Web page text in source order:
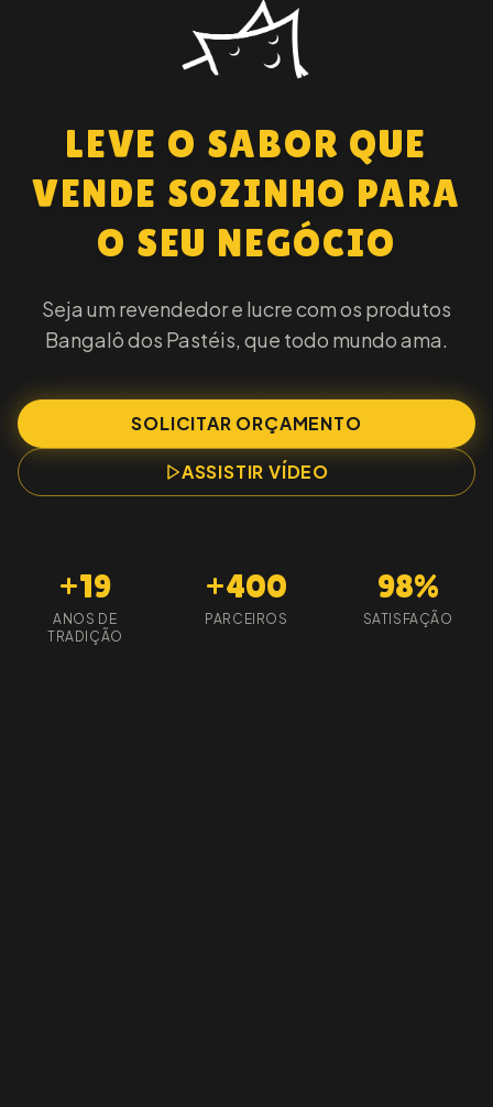
LEVE O SABOR QUE
VENDE SOZINHO PARA
O SEU NEGÓCIO
Seja um revendedor e lucre com os produtos
Bangalô dos Pastéis, que todo mundo ama.
SOLICITAR ORÇAMENTO
ASSISTIR VÍDEO
+19
ANOS DE
TRADIÇÃO
+400
PARCEIROS
98%
SATISFAÇÃO